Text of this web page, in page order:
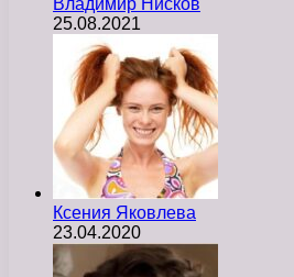
25.08.2021
Ксения Яковлева
23.04.2020